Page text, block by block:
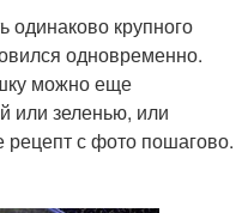
одинаково крупного
одновременно.
можно еще
или зеленью, или
рецепт с фото пошагово.